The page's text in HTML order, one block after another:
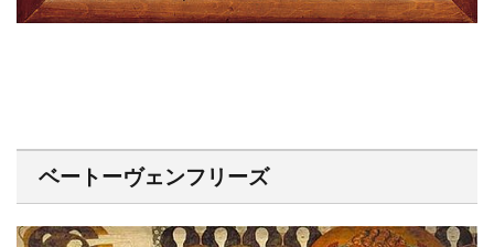
ベートーヴェンフリーズ